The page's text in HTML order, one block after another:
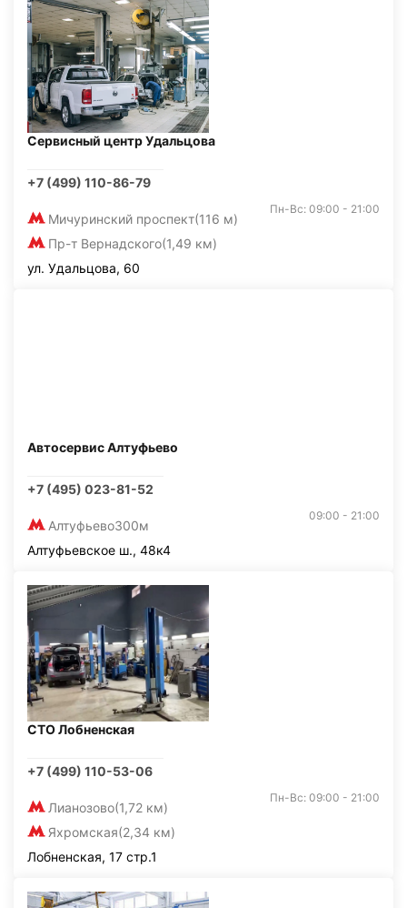
Сервисный центр Удальцова
+7 (499) 110-86-79
Мичуринский проспект(116 м)
Пр-т Вернадского(1,49 км)
Пн-Вс: 09:00 - 21:00
ул. Удальцова, 60
Автосервис Алтуфьево
+7 (495) 023-81-52
Алтуфьево300м
09:00 - 21:00
Алтуфьевское ш., 48к4
СТО Лобненская
+7 (499) 110-53-06
Лианозово(1,72 км)
Яхромская(2,34 км)
Пн-Вс: 09:00 - 21:00
Лобненская, 17 стр.1